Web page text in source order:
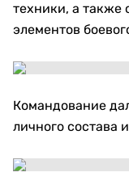
техники, а также
элементов
Командование
личного состава